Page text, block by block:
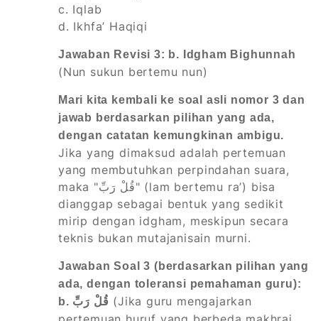
c. Iqlab
d. Ikhfa’ Haqiqi
Jawaban Revisi 3: b. Idgham Bighunnah
(Nun sukun bertemu nun)
Mari kita kembali ke soal asli nomor 3 dan
jawab berdasarkan pilihan yang ada,
dengan catatan kemungkinan ambigu.
Jika yang dimaksud adalah pertemuan
yang membutuhkan perpindahan suara,
maka "قُلْ رَبِّ" (lam bertemu ra’) bisa
dianggap sebagai bentuk yang sedikit
mirip dengan idgham, meskipun secara
teknis bukan mutajanisain murni.
Jawaban Soal 3 (berdasarkan pilihan yang
ada, dengan toleransi pemahaman guru):
b. قُلْ رَبِّ (Jika guru mengajarkan